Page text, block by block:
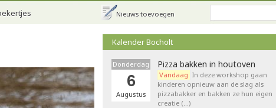
Nieuws toevoegen
Kalender Bocholt
Donderdag
6
Augustus
Pizza bakken in houtoven
Vandaag In deze workshop gaan
kinderen opnieuw aan de slag als
pizzabakker en bakken ze hun eigen
creatie (…)